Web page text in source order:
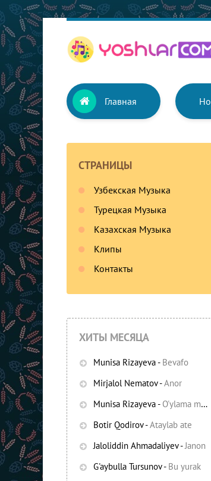
Главная
СТРАНИЦЫ
Узбекская Музыка
Турецкая Музыка
Казахская Музыка
Клипы
Контакты
ХИТЫ МЕСЯЦА
Munisa Rizayeva- Bevafo
Mirjalol Nematov-Anor
Munisa Rizayeva- O'ylama mani
Botir Qodirov-Ataylab ate
Jaloliddin Ahmadaliyev-Janon
G'aybulla Tursunov- Bu yurak
-Bezori
Oshiq edim